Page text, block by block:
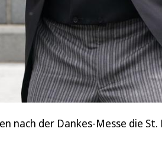
nach der Dankes-Messe die